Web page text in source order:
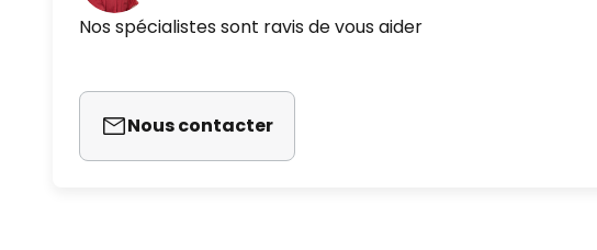
Nos spécialistes sont ravis de vous aider
Nous contacter